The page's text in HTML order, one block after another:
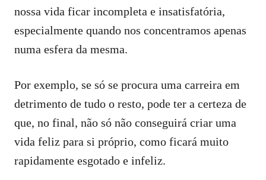
nossa vida ficar incompleta e insatisfatória,
especialmente quando nos concentramos apenas
numa esfera da mesma.
Por exemplo, se só se procura uma carreira em
detrimento de tudo o resto, pode ter a certeza de
que, no final, não só não conseguirá criar uma
vida feliz para si próprio, como ficará muito
rapidamente esgotado e infeliz.